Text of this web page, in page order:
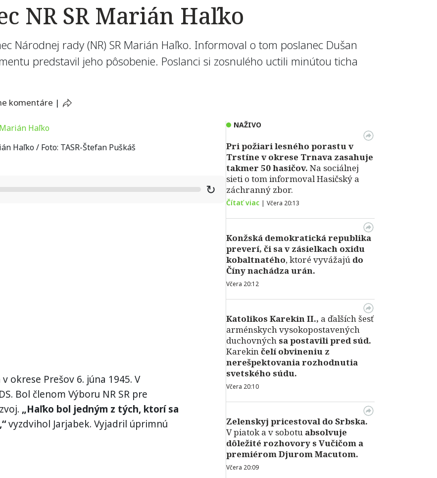
NR SR Marián Haľko
Národnej rady (NR) SR Marián Haľko. Informoval o tom poslanec Dušan
predstavil jeho pôsobenie. Poslanci si zosnulého uctili minútou ticha
komentáre |
Haľko / Foto: TASR-Štefan Puškáš
↻
okrese Prešov 6. júna 1945. V
Bol členom Výboru NR SR pre
„Haľko bol jedným z tých, ktorí sa
vyzdvihol Jarjabek. Vyjadril úprimnú
NAŽIVO
Pri požiari lesného porastu v
Trstíne v okrese Trnava zasahuje
takmer 50 hasičov. Na sociálnej
sieti o tom informoval Hasičský a
záchranný zbor.
Čítať viac | Včera 20:13
Konžská demokratická republika
preverí, či sa v zásielkach oxidu
kobaltnatého, ktoré vyvážajú do
Číny nachádza urán.
Včera 20:12
Katolikos Karekin II., a ďalších šesť
arménskych vysokopostavených
duchovných sa postavili pred súd.
Karekinčelí obvineniu z
nerešpektovania rozhodnutia
svetského súdu.
Včera 20:10
Zelenskyj pricestoval do Srbska.
V piatok a v sobotu absolvuje
dôležité rozhovory s Vučičom a
premiérom Djurom Macutom.
Včera 20:09